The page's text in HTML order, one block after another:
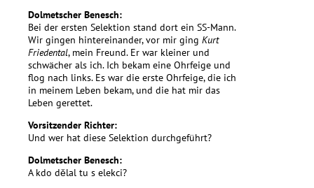
Dolmetscher Benesch:
Bei der ersten Selektion stand dort ein SS-Mann.
Wir gingen hintereinander, vor mir ging Kurt
Friedental, mein Freund. Er war kleiner und
schwächer als ich. Ich bekam eine Ohrfeige und
flog nach links. Es war die erste Ohrfeige, die ich
in meinem Leben bekam, und die hat mir das
Leben gerettet.
Vorsitzender Richter:
Und wer hat diese Selektion durchgeführt?
Dolmetscher Benesch:
A kdo dělal tu s elekci?